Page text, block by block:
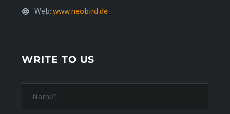
Web: www.neobird.de
WRITE TO US